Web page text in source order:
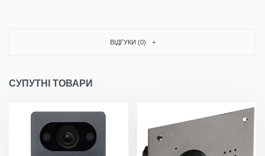
ВІДГУКИ (0)
СУПУТНІ ТОВАРИ